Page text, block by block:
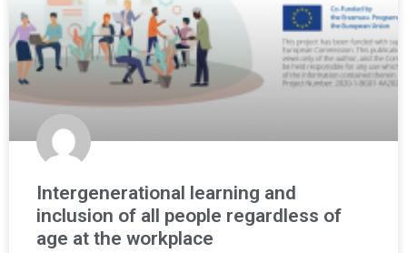
Intergenerational learning and
inclusion of all people regardless of
age at the workplace